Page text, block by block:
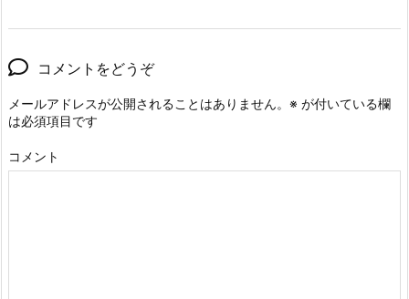
コメントをどうぞ
メールアドレスが公開されることはありません。 ※ が付いている欄
は必須項目です
コメント